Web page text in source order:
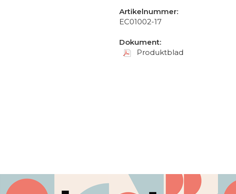
Artikelnummer:
EC01002-17
Dokument:
Produktblad